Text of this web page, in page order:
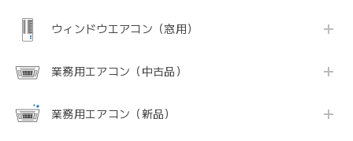
ウィンドウエアコン（窓用）
業務用エアコン（中古品）
業務用エアコン（新品）